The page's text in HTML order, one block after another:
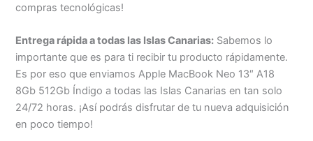
compras tecnológicas!
Entrega rápida a todas las Islas Canarias: Sabemos lo
importante que es para ti recibir tu producto rápidamente.
Es por eso que enviamos Apple MacBook Neo 13″ A18
8Gb 512Gb Índigo a todas las Islas Canarias en tan solo
24/72 horas. ¡Así podrás disfrutar de tu nueva adquisición
en poco tiempo!